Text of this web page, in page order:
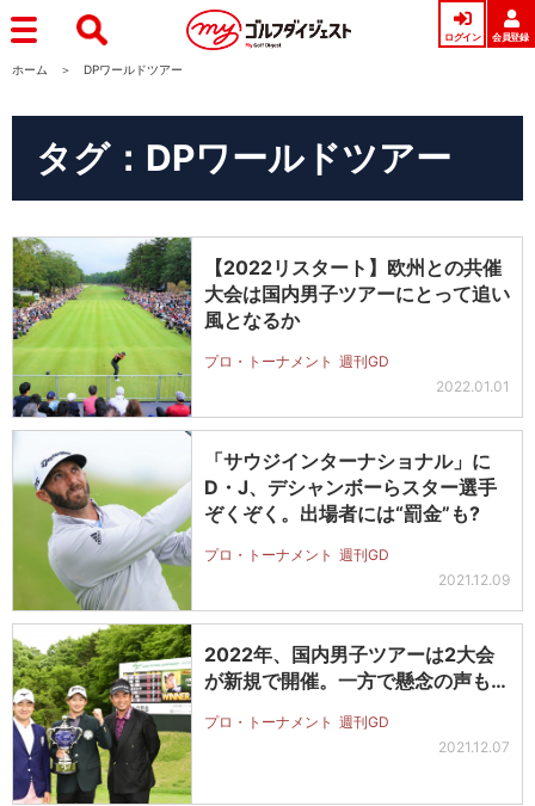
ログイン 会員登録
ホーム DPワールドツアー
タグ：DPワールドツアー
【2022リスタート】欧州との共催
大会は国内男子ツアーにとって追い
風となるか
プロ・トーナメント 週刊GD
2022.01.01
「サウジインターナショナル」に
D・J、デシャンボーらスター選手
ぞくぞく。出場者には“罰金”も?
プロ・トーナメント 週刊GD
2021.12.09
2022年、国内男子ツアーは2大会
が新規で開催。一方で懸念の声も…
プロ・トーナメント 週刊GD
2021.12.07